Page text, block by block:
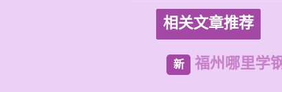
相关文章推荐
新 福州哪里学